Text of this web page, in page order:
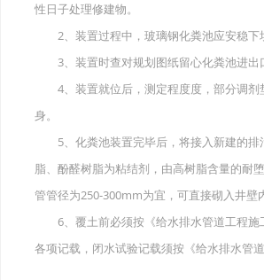
性日子处理修建物。
2、装置过程中，玻璃钢化粪池应安稳下
3、装置时查对规划图纸留心化粪池进出
4、装置就位后，测定程度度，部分调剂
身。
5、化粪池装置完毕后，将接入新建的排
脂、酚醛树脂为粘结剂，由高树脂含量的耐
管管径为250-300mm为宜，可直接砌入井
6、覆土前必须按《给水排水管道工程施
各项记载，闭水试验记载须按《给水排水管